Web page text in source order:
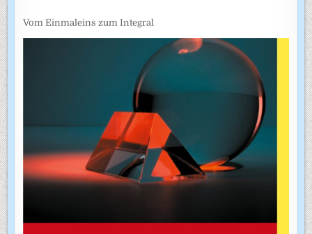
Vom Einmaleins zum Integral